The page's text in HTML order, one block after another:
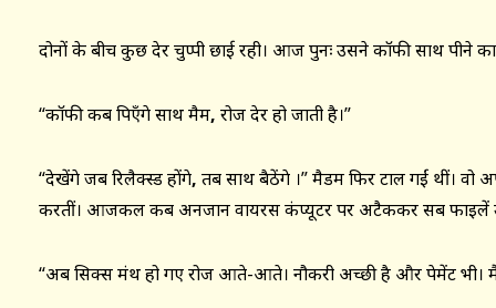
दोनों के बीच कुछ देर चुप्पी छाई रही। आज पुनः उसने कॉफी साथ पीने
“कॉफी कब पिएँगे साथ मैम, रोज देर हो जाती है।”
“देखेंगे जब रिलैक्स्ड होंगे, तब साथ बैठेंगे ।” मैडम फिर टाल गईं थीं। वो
करतीं। आजकल कब अनजान वायरस कंप्यूटर पर अटैककर सब फाइलें
“अब सिक्स मंथ हो गए रोज आते-आते। नौकरी अच्छी है और पेमेंट भी। मैं